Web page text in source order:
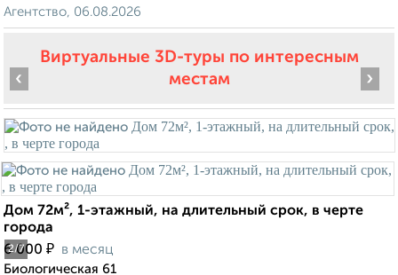
Агентство, 06.08.2026
Виртуальные 3D-туры по интересным
местам
2/7
‹ ›
Дом 72м², 1-этажный, на длительный срок, в черте
города
6 000 ₽ в месяц
Биологическая 61